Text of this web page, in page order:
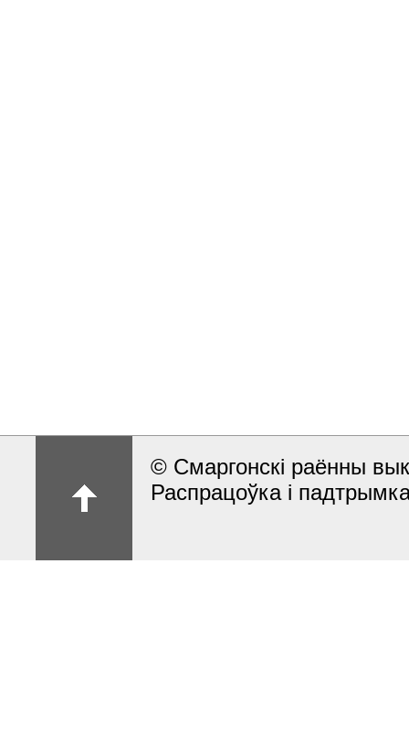
© Смаргонскi раённы
Распрацоўка і